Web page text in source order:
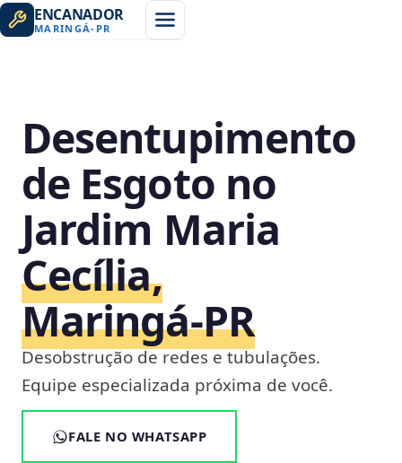
ENCANADOR
MARINGÁ- PR
Desentupimento
de Esgoto no
Jardim Maria
Cecília,
Maringá‑PR
Desobstrução de redes e tubulações.
Equipe especializada próxima de você.
FALE NO WHATSAPP